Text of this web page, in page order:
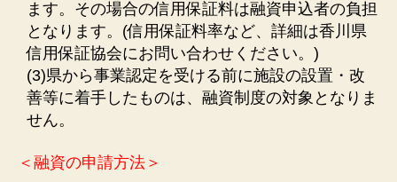
ます。その場合の信用保証料は融資申込者の負担
となります。(信用保証料率など、詳細は香川県
信用保証協会にお問い合わせください。)
(3)県から事業認定を受ける前に施設の設置・改
善等に着手したものは、融資制度の対象となりま
せん。
＜融資の申請方法＞